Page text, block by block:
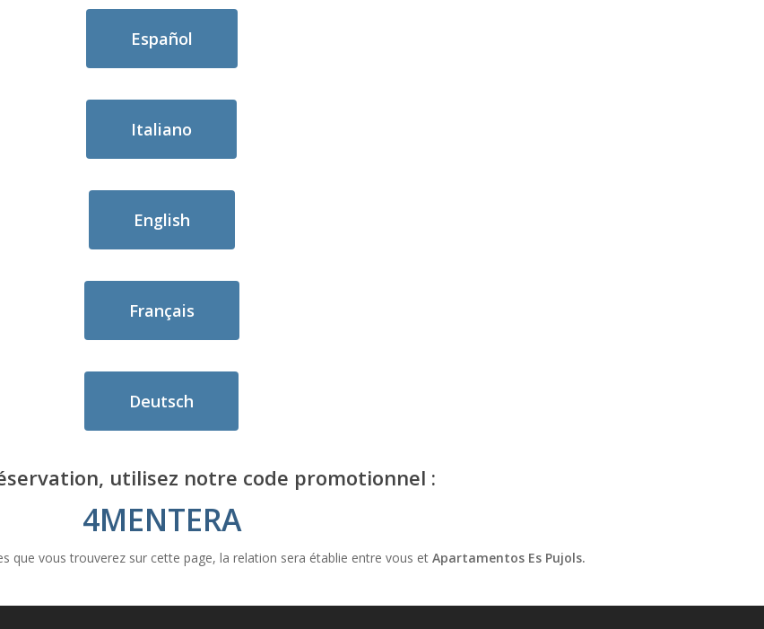
Español
Italiano
English
Français
Deutsch
utilisez notre code promotionnel :
4MENTERA
que vous trouverez sur cette page, la relation sera établie entre vous etApartamentos Es Pujols.